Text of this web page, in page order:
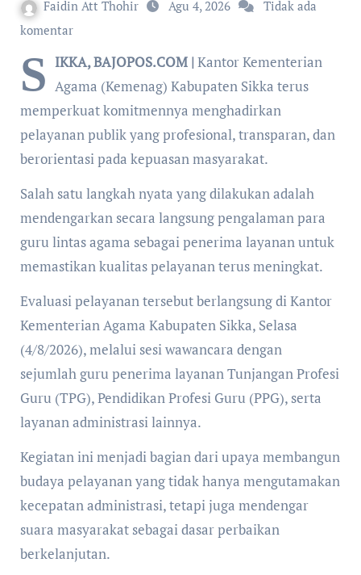
Faidin Att Thohir Agu 4, 2026
Tidak ada
komentar
S IKKA, BAJOPOS.COM | Kantor Kementerian
Agama (Kemenag) Kabupaten Sikka terus
memperkuat komitmennya menghadirkan
pelayanan publik yang profesional, transparan, dan
berorientasi pada kepuasan masyarakat.
Salah satu langkah nyata yang dilakukan adalah
mendengarkan secara langsung pengalaman para
guru lintas agama sebagai penerima layanan untuk
memastikan kualitas pelayanan terus meningkat.
Evaluasi pelayanan tersebut berlangsung di Kantor
Kementerian Agama Kabupaten Sikka, Selasa
(4/8/2026), melalui sesi wawancara dengan
sejumlah guru penerima layanan Tunjangan Profesi
Guru (TPG), Pendidikan Profesi Guru (PPG), serta
layanan administrasi lainnya.
Kegiatan ini menjadi bagian dari upaya membangun
budaya pelayanan yang tidak hanya mengutamakan
kecepatan administrasi, tetapi juga mendengar
suara masyarakat sebagai dasar perbaikan
berkelanjutan.